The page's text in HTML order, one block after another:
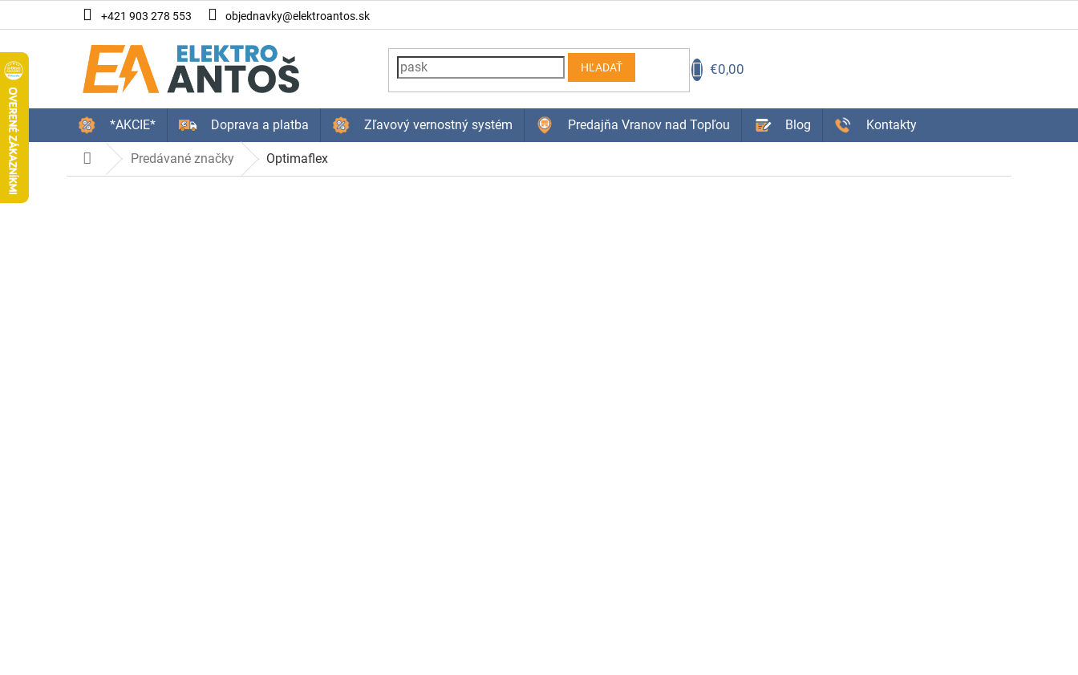
na
+421 903 278 553 objednavky@elektroantos.sk
HĽADAŤ
KOŠÍK
€0,00
*AKCIE* Doprava a platba Zľavový vernostný systém Predajňa Vranov nad Topľou Blog Kontakty
DomovPredávané značky Optimaflex